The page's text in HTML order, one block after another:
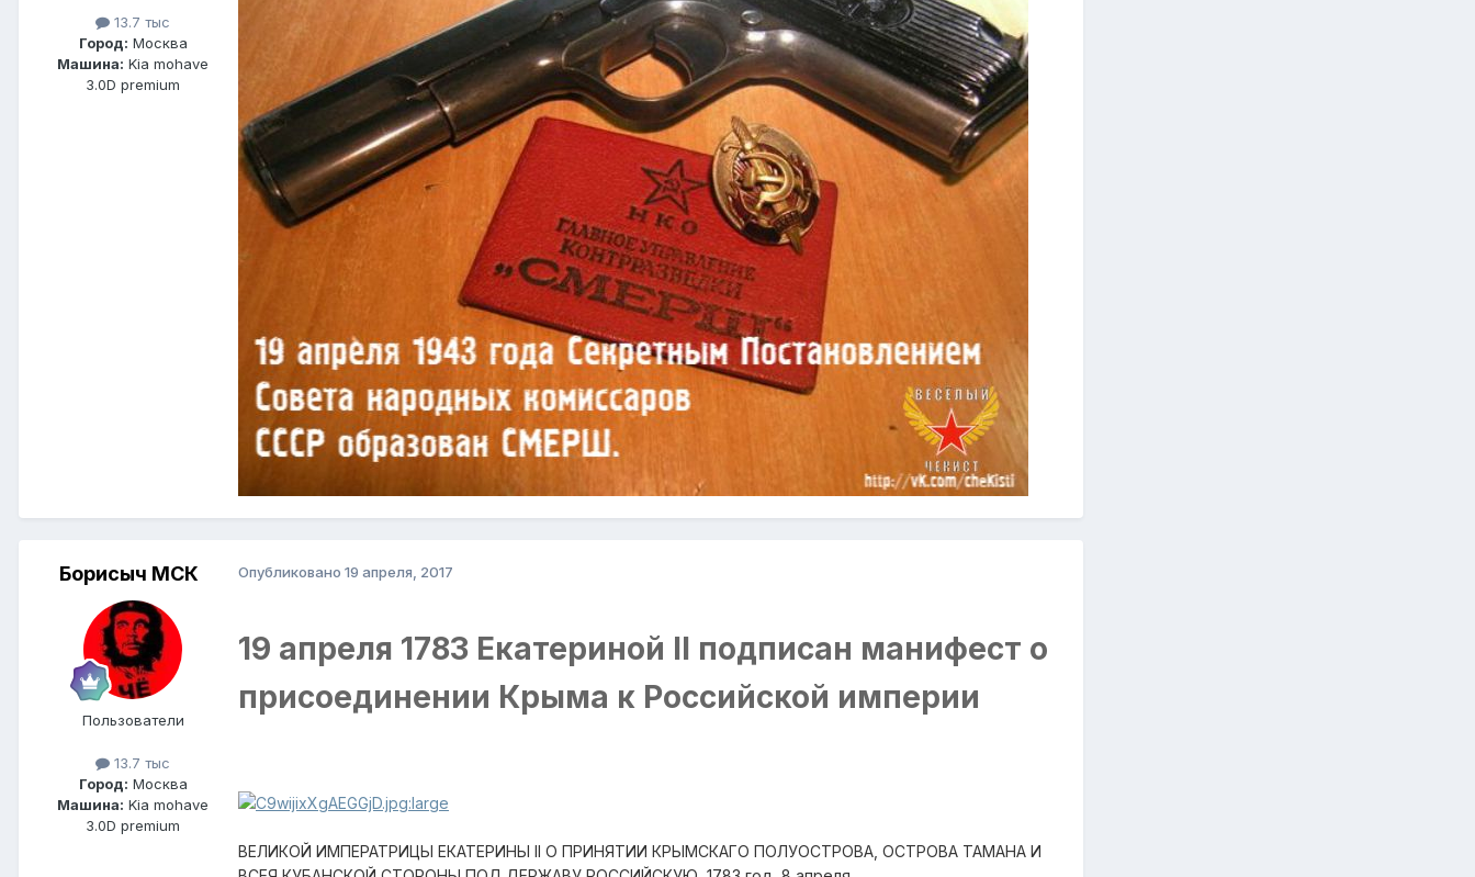
13.7 тыс
Город: Москва
Машина: Kia mohave
3.0D premium
Борисыч МСК
Пользователи
13.7 тыс
Город: Москва
Машина: Kia mohave
3.0D premium
Опубликовано 19 апреля, 2017
19 апреля 1783 Екатериной II подписан манифест о
присоединении Крыма к Российской империи
ВЕЛИКОЙ ИМПЕРАТРИЦЫ ЕКАТЕРИНЫ II О ПРИНЯТИИ КРЫМСКАГО ПОЛУОСТРОВА, ОСТРОВА ТАМАНА И